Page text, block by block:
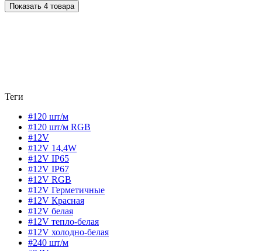
Показать 4 товара
Теги
#120 шт/м
#120 шт/м RGB
#12V
#12V 14,4W
#12V IP65
#12V IP67
#12V RGB
#12V Герметичные
#12V Красная
#12V белая
#12V тепло-белая
#12V холодно-белая
#240 шт/м